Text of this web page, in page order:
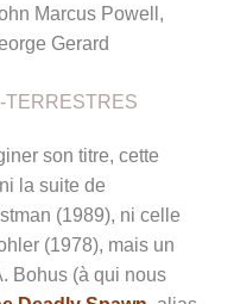
Marcus Powell,
Gerard
TERRESTRES
son titre, cette
la suite de
(1989), ni celle
(1978), mais un
Bohus (à qui nous